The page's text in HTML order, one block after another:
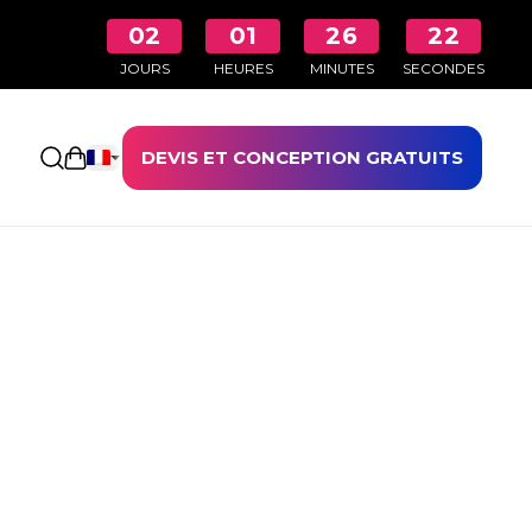
02
JOURS
01
HEURES
26
MINUTES
21
SECONDES
Ouvrir le panierDEVIS ET CONCEPTION GRATUITS